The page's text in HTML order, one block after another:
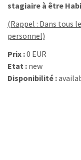
stagiaire à être
(Rappel : Dans tous
personnel)
Prix :0 EUR
Etat : new
Disponibilité :